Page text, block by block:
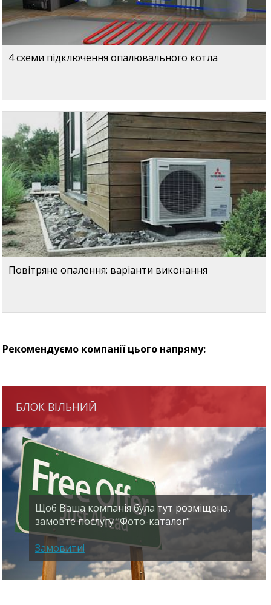
4 схеми підключення опалювального котла
Повітряне опалення: варіанти виконання
Рекомендуємо компанії цього напряму:
БЛОК ВІЛЬНИЙ
Щоб Ваша компанія була тут розміщена,
замовте послугу "Фото-каталог"
Замовити!